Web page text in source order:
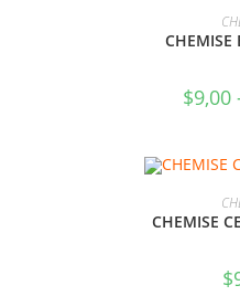
CHEMISE
$9,00
CHEMISE
$